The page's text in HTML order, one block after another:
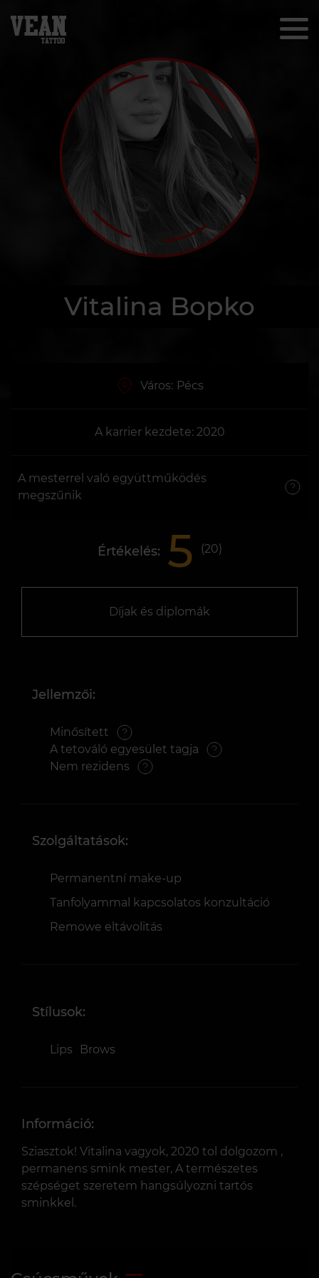
Vitalina Bopko
Város: Pécs
A karrier kezdete: 2020
A mesterrel való együttműködés
megszűnik
Értékelés: 5 (20)
Díjak és diplomák
Jellemzői:
Minősített
A tetováló egyesület tagja
Nem rezidens
Szolgáltatások:
Permanentní make-up
Tanfolyammal kapcsolatos konzultáció
Remowe eltávolitás
Stílusok:
Lips Brows
Információ:
Sziasztok! Vitalina vagyok, 2020 tol dolgozom ,
permanens smink mester, A természetes
szépséget szeretem hangsúlyozni tartós
sminkkel.